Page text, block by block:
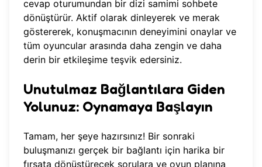
cevap oturumundan bir dizi samimi sohbete
dönüştürür. Aktif olarak dinleyerek ve merak
göstererek, konuşmacının deneyimini onaylar ve
tüm oyuncular arasında daha zengin ve daha
derin bir etkileşime teşvik edersiniz.
Unutulmaz Bağlantılara Giden
Yolunuz: Oynamaya Başlayın
Tamam, her şeye hazırsınız! Bir sonraki
buluşmanızı gerçek bir bağlantı için harika bir
fırsata dönüştürecek sorulara ve oyun planına